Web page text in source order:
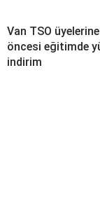
Van TSO
öncesi eğitimde
indirim